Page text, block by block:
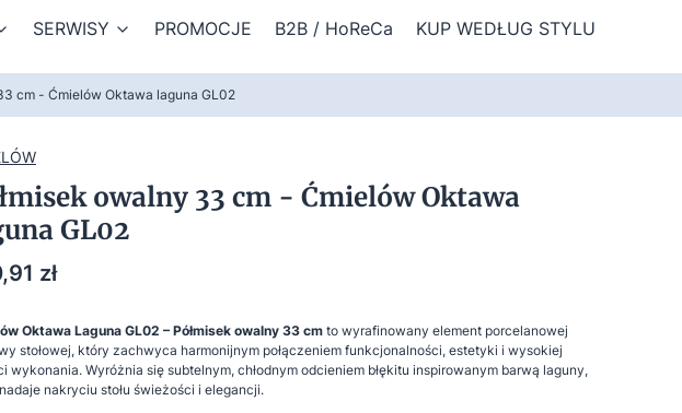
SERWISY PROMOCJE B2B / HoReCa KUP WEDŁUG STYLU
cm - Ćmielów Oktawa laguna GL02
owalny 33 cm - Ćmielów Oktawa
GL02
zł
Oktawa Laguna GL02 – Półmisek owalny 33 cm to wyrafinowany element porcelanowej
stołowej, który zachwyca harmonijnym połączeniem funkcjonalności, estetyki i wysokiej
wykonania. Wyróżnia się subtelnym, chłodnym odcieniem błękitu inspirowanym barwą laguny,
nakryciu stołu świeżości i elegancji.